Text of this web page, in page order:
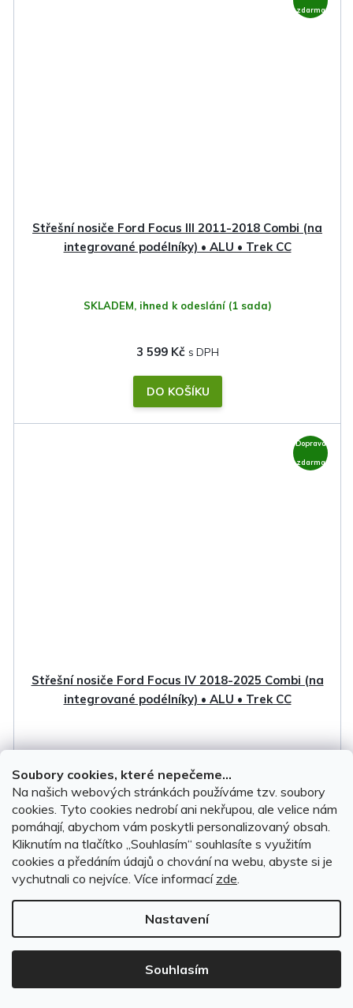
Soubory cookies, které nepečeme...
Na našich webových stránkách používáme tzv. soubory
cookies. Tyto cookies nedrobí ani nekřupou, ale velice nám
pomáhají, abychom vám poskytli personalizovaný obsah.
Kliknutím na tlačítko ,,Souhlasím“ souhlasíte s využitím
cookies a předáním údajů o chování na webu, abyste si je
vychutnali co nejvíce. Více informací zde.
Nastavení
Souhlasím
zdarma
Střešní nosiče Ford Focus III 2011-2018 Combi (na
integrované podélníky) • ALU • Trek CC
SKLADEM, ihned k odeslání (1 sada)
3 599 Kč
DO KOŠÍKU
Doprava
zdarma
Střešní nosiče Ford Focus IV 2018-2025 Combi (na
integrované podélníky) • ALU • Trek CC
3 599 Kč
DO KOŠÍKU